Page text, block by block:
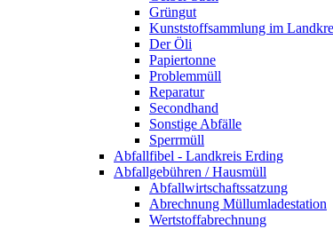
Grüngut
Kunststoffsammlung im
Der Öli
Papiertonne
Problemmüll
Reparatur
Secondhand
Sonstige Abfälle
Sperrmüll
Abfallfibel - Landkreis Erding
Abfallgebühren / Hausmüll
Abfallwirtschaftssatzung
Abrechnung Müllumladestation
Wertstoffabrechnung